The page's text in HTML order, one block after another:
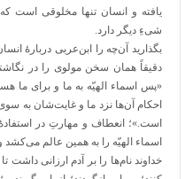
یافته و انسان تنها مخلوقی است
شیءِ دیگر دارد.
بگذارید آن‌چه را ابن‌عربی دربارهٔ
دقیقاً همان سخن مولوی را در
«پس اسماء الهیّه به ما و برای ما
احکام آن‌ها نزد ما و غایت‌شان به
است.»؛ انعطاف و مهارتِ در
اسماء الهیّه را به همین عالم می‌کشد
خداوند نام‌ها را بر آدم ارزانی داشت